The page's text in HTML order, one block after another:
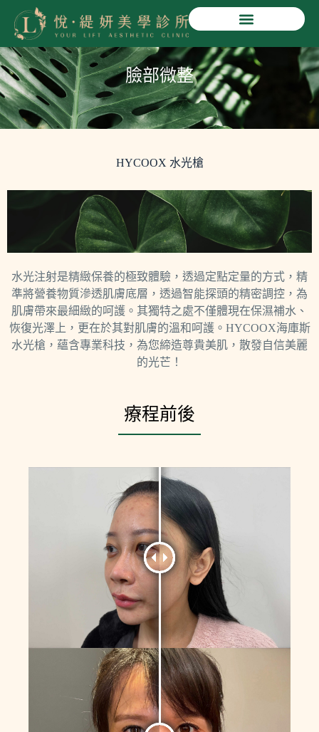
悅緹妍美學診所
臉部微整
HYCOOX 水光槍
水光注射是精緻保養的極致體驗，透過定點定量的方式，精
準將營養物質滲透肌膚底層，透過智能探頭的精密調控，為
肌膚帶來最細緻的呵護。其獨特之處不僅體現在保濕補水、
恢復光澤上，更在於其對肌膚的溫和呵護。HYCOOX海庫斯
水光槍，蘊含專業科技，為您締造尊貴美肌，散發自信美麗
的光芒！
療程前後